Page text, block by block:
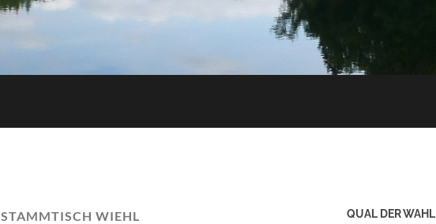
STAMMTISCH WIEHL QUAL DER WAHL